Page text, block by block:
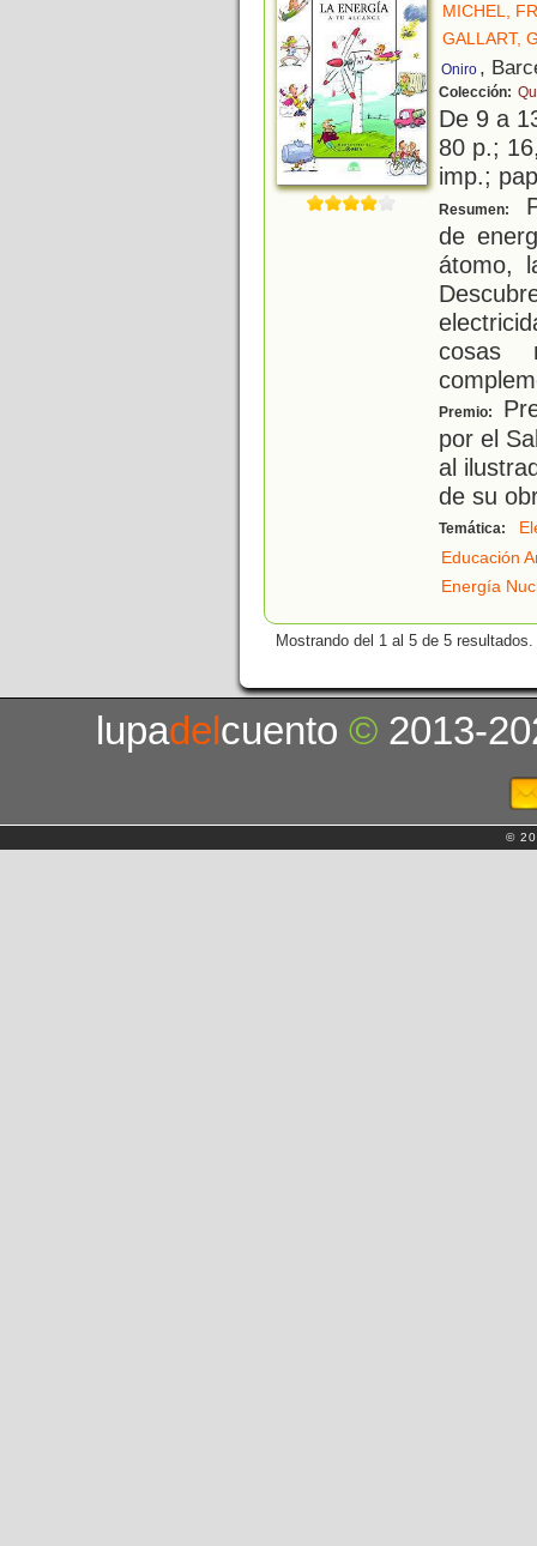
MICHEL,
GALLART,
Oniro ,
Colección:
De 9 a
80 p.;
imp.;
Resumen:
de
átomo,
cosas
Premio:
por el
al
de su
Temática:
Educación
Energía
Mostrando del 1 al 5 de 5 resultados.
lupadelcuento© 2013-
©